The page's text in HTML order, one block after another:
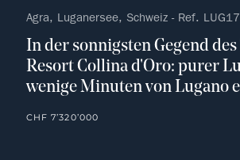
Agra, Luganersee, Schweiz - Ref.
In der sonnigsten Gegend des
Resort Collina d'Oro: purer
wenige Minuten von Lugano
CHF 7’320’000